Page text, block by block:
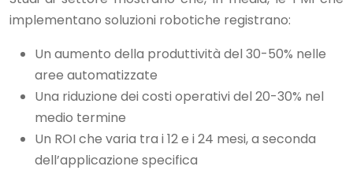
implementano soluzioni robotiche registrano:
Un aumento della produttività del 30-50% nelle
aree automatizzate
Una riduzione dei costi operativi del 20-30% nel
medio termine
Un ROI che varia tra i 12 e i 24 mesi, a seconda
dell’applicazione specifica